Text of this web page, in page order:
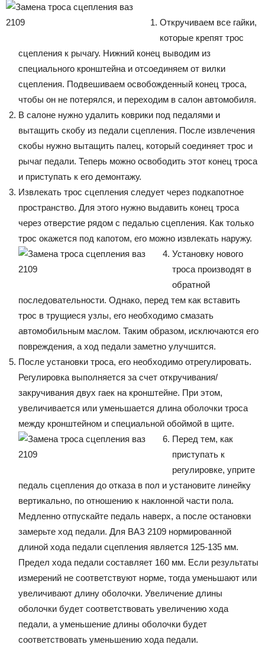
Откручиваем все гайки,
которые крепят трос
сцепления к рычагу. Нижний конец выводим из
специального кронштейна и отсоединяем от вилки
сцепления. Подвешиваем освобожденный конец троса,
чтобы он не потерялся, и переходим в салон автомобиля.
В салоне нужно удалить коврики под педалями и
вытащить скобу из педали сцепления. После извлечения
скобы нужно вытащить палец, который соединяет трос и
рычаг педали. Теперь можно освободить этот конец троса
и приступать к его демонтажу.
Извлекать трос сцепления следует через подкапотное
пространство. Для этого нужно выдавить конец троса
через отверстие рядом с педалью сцепления. Как только
трос окажется под капотом, его можно извлекать наружу.
Установку нового
троса производят в
обратной
последовательности. Однако, перед тем как вставить
трос в трущиеся узлы, его необходимо смазать
автомобильным маслом. Таким образом, исключаются его
повреждения, а ход педали заметно улучшится.
После установки троса, его необходимо отрегулировать.
Регулировка выполняется за счет откручивания/
закручивания двух гаек на кронштейне. При этом,
увеличивается или уменьшается длина оболочки троса
между кронштейном и специальной обоймой в щите.
Перед тем, как
приступать к
регулировке, уприте
педаль сцепления до отказа в пол и установите линейку
вертикально, по отношению к наклонной части пола.
Медленно отпускайте педаль наверх, а после остановки
замерьте ход педали. Для ВАЗ 2109 нормированной
длиной хода педали сцепления является 125-135 мм.
Предел хода педали составляет 160 мм. Если результаты
измерений не соответствуют норме, тогда уменьшают или
увеличивают длину оболочки. Увеличение длины
оболочки будет соответствовать увеличению хода
педали, а уменьшение длины оболочки будет
соответствовать уменьшению хода педали.